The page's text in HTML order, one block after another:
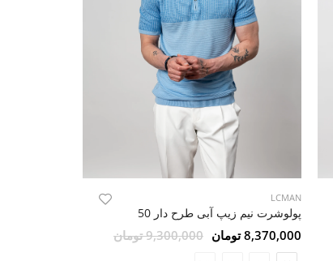
LCMAN
پولوشرت نیم زیپ آبی طرح دار 50
8,370,000 تومان 9,300,000 تومان